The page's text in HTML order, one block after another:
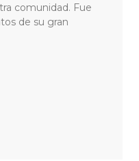
comunidad. Fue
de su gran